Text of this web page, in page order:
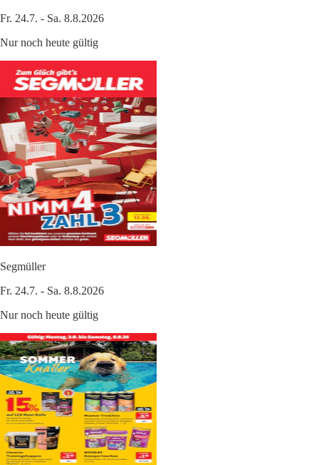
Fr. 24.7. - Sa. 8.8.2026
Nur noch heute gültig
Segmüller
Fr. 24.7. - Sa. 8.8.2026
Nur noch heute gültig